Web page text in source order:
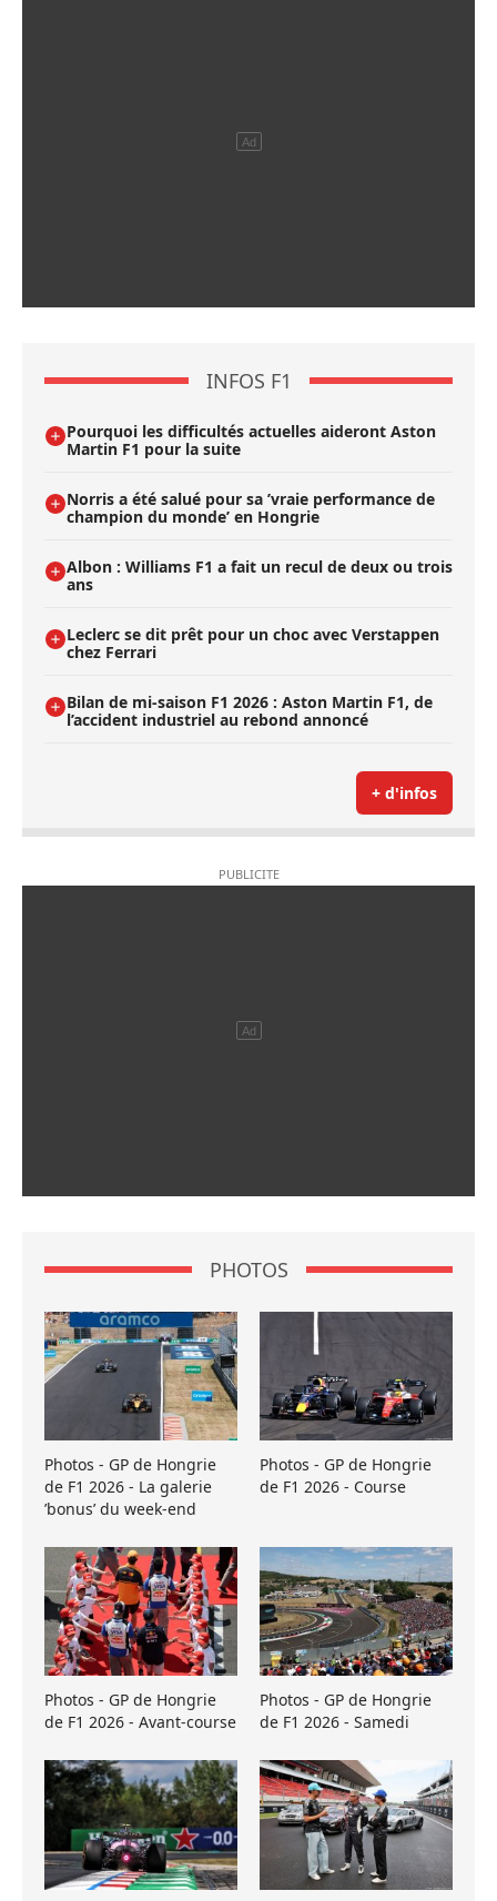
INFOS F1
Pourquoi les difficultés actuelles aideront Aston
Martin F1 pour la suite
Norris a été salué pour sa ’vraie performance de
champion du monde’ en Hongrie
Albon : Williams F1 a fait un recul de deux ou trois
ans
Leclerc se dit prêt pour un choc avec Verstappen
chez Ferrari
Bilan de mi-saison F1 2026 : Aston Martin F1, de
l’accident industriel au rebond annoncé
+ d'infos
PHOTOS
Photos - GP de Hongrie
de F1 2026 - La galerie
’bonus’ du week-end
Photos - GP de Hongrie
de F1 2026 - Course
Photos - GP de Hongrie
de F1 2026 - Avant-course
Photos - GP de Hongrie
de F1 2026 - Samedi